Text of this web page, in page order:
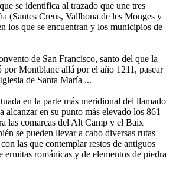
se identifica al trazado que une tres
(Santes Creus, Vallbona de les Monges y
los que se encuentran y los municipios de
de San Francisco, santo del que la
por Montblanc allá por el año 1211, pasear
de Santa María ...
en la parte más meridional del llamado
alcanzar en su punto más elevado los 861
las comarcas del Alt Camp y el Baix
se pueden llevar a cabo diversas rutas
las que contemplar restos de antiguos
ermitas románicas y de elementos de piedra